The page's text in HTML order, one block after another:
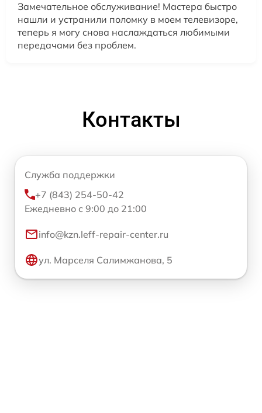
Замечательное обслуживание! Мастера быстро
нашли и устранили поломку в моем телевизоре,
теперь я могу снова наслаждаться любимыми
передачами без проблем.
Контакты
Служба поддержки
+7 (843) 254-50-42
Ежедневно с 9:00 до 21:00
info@kzn.leff-repair-center.ru
ул. Марселя Салимжанова, 5